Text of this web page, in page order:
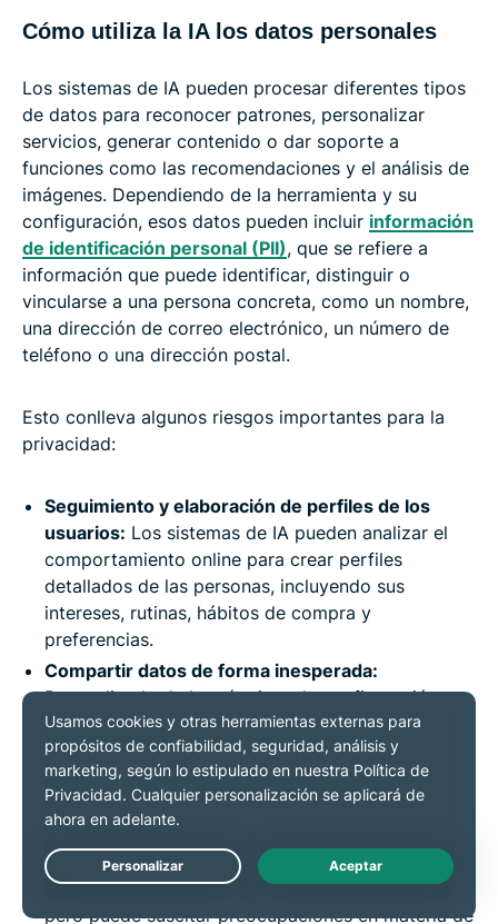
Cómo utiliza la IA los datos personales
Los sistemas de IA pueden procesar diferentes tipos
de datos para reconocer patrones, personalizar
servicios, generar contenido o dar soporte a
funciones como las recomendaciones y el análisis de
imágenes. Dependiendo de la herramienta y su
configuración, esos datos pueden incluir información
de identificación personal (PII), que se refiere a
información que puede identificar, distinguir o
vincularse a una persona concreta, como un nombre,
una dirección de correo electrónico, un número de
teléfono o una dirección postal.
Esto conlleva algunos riesgos importantes para la
privacidad:
Seguimiento y elaboración de perfiles de los
usuarios: Los sistemas de IA pueden analizar el
comportamiento online para crear perfiles
detallados de las personas, incluyendo sus
intereses, rutinas, hábitos de compra y
preferencias.
Compartir datos de forma inesperada:
Dependiendo de los términos, la configuración y
las integraciones del servicio, la información
personal recopilada para un fin concreto puede
utilizarse de formas que los usuarios no esperen.
Aspectos a tener en cuenta sobre el
puede ofrecer funciones útiles, como la
verificación de identidad y el análisis de imágenes,
pero puede suscitar preocupaciones en materia de
Live Chat